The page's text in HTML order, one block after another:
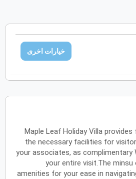
2027
الجمعةسالسبت
2027
2027
رالأربعاءخالخميس
جالجمعةسالسبت
خيارات اخرى
Maple Leaf Holiday Villa
the necessary facilities for
your associates, as complimentary
your entire visit.The
amenities for your ease in